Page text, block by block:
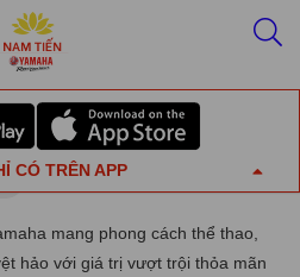
CÓ TRÊN APP
Bình Dương
giá rẻ tại Bình Dương
mang phong cách thể thao,
hảo với giá trị vượt trội thỏa mãn